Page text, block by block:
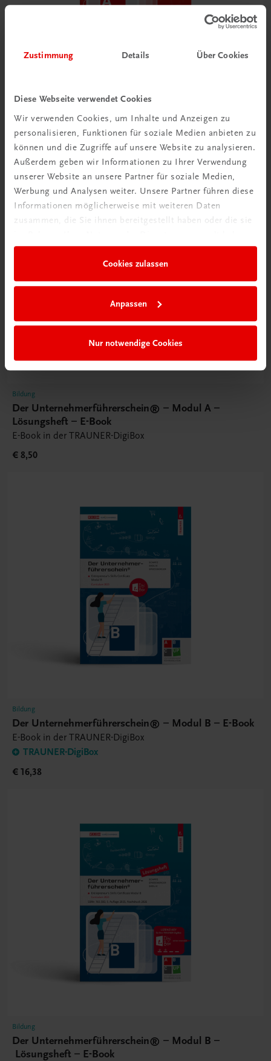
Zustimmung Details Über Cookies
Diese Webseite verwendet Cookies
Wir verwenden Cookies, um Inhalte und Anzeigen zu
personalisieren, Funktionen für soziale Medien anbieten zu
können und die Zugriffe auf unsere Website zu analysieren.
Außerdem geben wir Informationen zu Ihrer Verwendung
unserer Website an unsere Partner für soziale Medien,
Werbung und Analysen weiter. Unsere Partner führen diese
Informationen möglicherweise mit weiteren Daten
zusammen, die Sie ihnen bereitgestellt haben oder die sie
Cookies zulassen
Anpassen
Nur notwendige Cookies
E-Book in der TRAUNER-DigiBox
TRAUNER-DigiBox
€ 15,47
Bildung
Der Unternehmerführerschein® – Modul A –
Lösungsheft – E-Book
E-Book in der TRAUNER-DigiBox
€ 8,50
Bildung
Der Unternehmerführerschein® – Modul B – E-Book
E-Book in der TRAUNER-DigiBox
TRAUNER-DigiBox
€ 16,38
Bildung
Der Unternehmerführerschein® – Modul B –
Lösungsheft – E-Book